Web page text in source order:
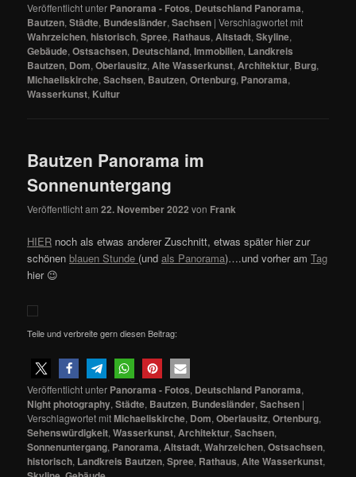
Veröffentlicht unter Panorama - Fotos, Deutschland Panorama,
Bautzen,Städte, Bundesländer,Sachsen |Verschlagwortet mit
Wahrzeichen,historisch,Spree, Rathaus,Altstadt,Skyline,
Gebäude,Ostsachsen, Deutschland,Immobilien, Landkreis
Bautzen, Dom,Oberlausitz,Alte Wasserkunst,Architektur, Burg,
Michaeliskirche,Sachsen, Bautzen,Ortenburg, Panorama,
Wasserkunst, Kultur
Bautzen Panorama im
Sonnenuntergang
Veröffentlicht am22. November 2022 von Frank
HIER noch als etwas anderer Zuschnitt, etwas später hier zur
schönenblauen Stunde (undals Panorama)….und vorher amTag
hier 😉
Teile und verbreite gern diesen Beitrag:
Veröffentlicht unter Panorama - Fotos, Deutschland Panorama,
Night photography,Städte, Bautzen, Bundesländer,Sachsen |
Verschlagwortet mitMichaeliskirche, Dom,Oberlausitz,Ortenburg,
Sehenswürdigkeit,Wasserkunst, Architektur,Sachsen,
Sonnenuntergang, Panorama, Altstadt,Wahrzeichen,Ostsachsen,
historisch, Landkreis Bautzen,Spree, Rathaus, Alte Wasserkunst,